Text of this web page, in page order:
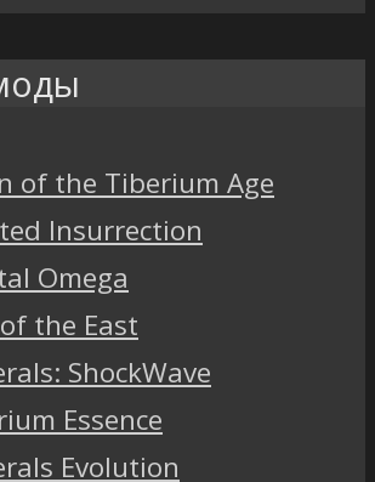
of the Tiberium Age
Insurrection
Omega
the East
ShockWave
Essence
Evolution